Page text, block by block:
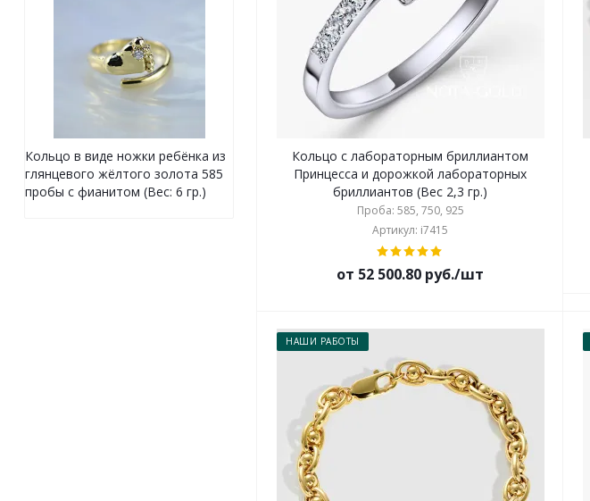
Кольцо с лабораторным бриллиантом
Принцесса и дорожкой лабораторных
бриллиантов (Вес 2,3 гр.)
Проба: 585, 750, 925
Артикул: i7415
от 52 500.80 руб./шт
НАШИ РАБОТЫ
Кольцо в виде ножки ребёнка из
глянцевого жёлтого золота 585
пробы с фианитом (Вес: 6 гр.)